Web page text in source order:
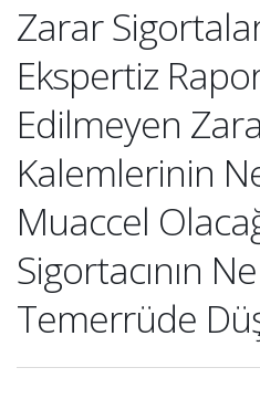
Zarar
Ekspertiz
Edilmeyen
Kalemlerinin
Muaccel
Sigortacının
Temerrüde